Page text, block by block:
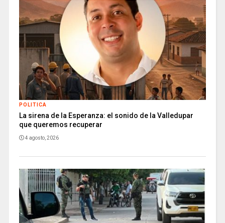
POLITICA
La sirena de la Esperanza: el sonido de la Valledupar
que queremos recuperar
4 agosto, 2026